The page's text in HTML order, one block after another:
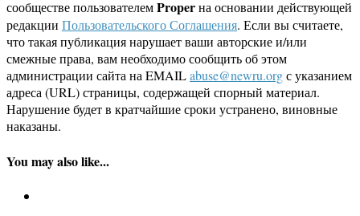
сообществе пользователемProperна основании действующей
редакции Пользовательского Соглашения. Если вы считаете,
что такая публикация нарушает ваши авторские и/или
смежные права, вам необходимо сообщить об этом
администрации сайта на EMAILabuse@newru.orgс указанием
адреса (URL) страницы, содержащей спорный материал.
Нарушение будет в кратчайшие сроки устранено, виновные
наказаны.
You may also like...